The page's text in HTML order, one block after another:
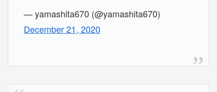
— yamashita670 (@yamashita670)
December 21, 2020